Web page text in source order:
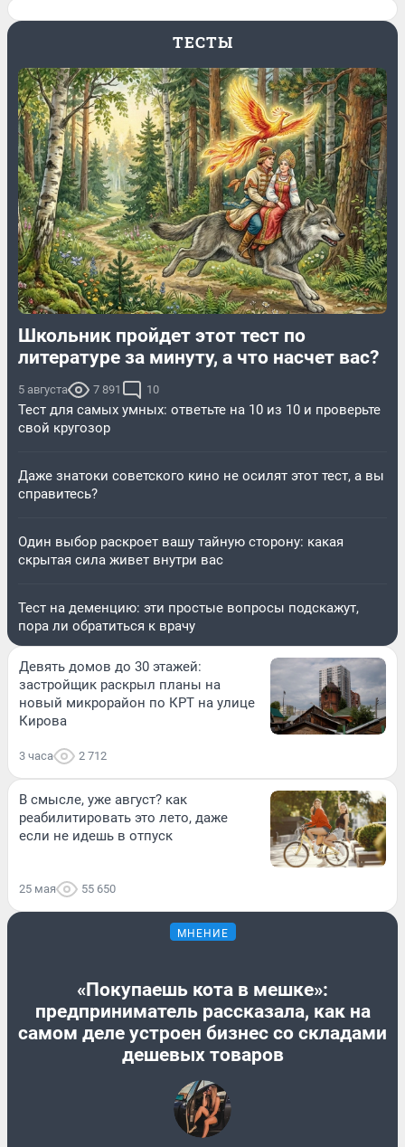
ТЕСТЫ
Школьник пройдет этот тест по
литературе за минуту, а что насчет вас?
5 августа 7 891 10
Тест для самых умных: ответьте на 10 из 10 и проверьте
свой кругозор
Даже знатоки советского кино не осилят этот тест, а вы
справитесь?
Один выбор раскроет вашу тайную сторону: какая
скрытая сила живет внутри вас
Тест на деменцию: эти простые вопросы подскажут,
пора ли обратиться к врачу
Девять домов до 30 этажей:
застройщик раскрыл планы на
новый микрорайон по КРТ на улице
Кирова
3 часа 2 712
В смысле, уже август? как
реабилитировать это лето, даже
если не идешь в отпуск
25 мая 55 650
МНЕНИЕ
«Покупаешь кота в мешке»:
предприниматель рассказала, как на
самом деле устроен бизнес со складами
дешевых товаров